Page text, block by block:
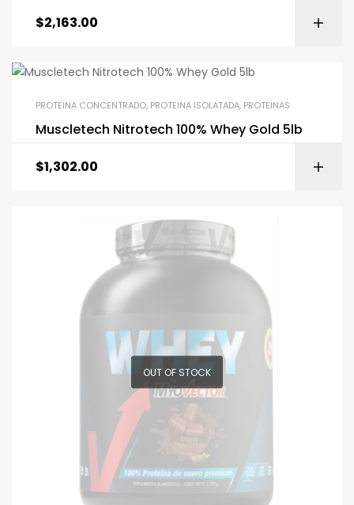
$2,163.00
PROTEINA CONCENTRADO, PROTEINA ISOLATADA, PROTEINAS
Muscletech Nitrotech 100% Whey Gold 5lb
$1,302.00
OUT OF STOCK